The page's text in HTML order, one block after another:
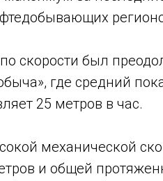
скорости был
где средний
25 метров в час.
механической
и общей